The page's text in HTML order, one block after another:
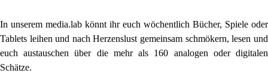
In unserem media.lab könnt ihr euch wöchentlich Bücher, Spiele oder
Tablets leihen und nach Herzenslust gemeinsam schmökern, lesen und
euch austauschen über die mehr als 160 analogen oder digitalen
Schätze.